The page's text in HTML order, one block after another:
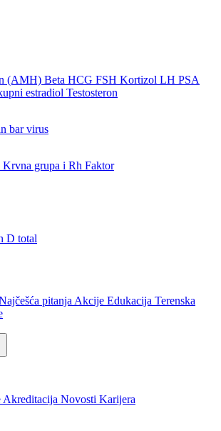
(AMH) Beta HCG FSH Kortizol LH PSA
estradiol Testosteron
bar virus
Krvna grupa i Rh Faktor
D total
pitanja Akcije Edukacija Terenska
Akreditacija Novosti Karijera